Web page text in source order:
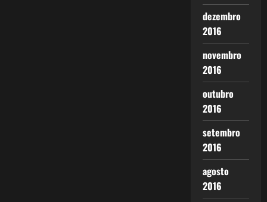
dezembro
2016
novembro
2016
outubro
2016
setembro
2016
agosto
2016